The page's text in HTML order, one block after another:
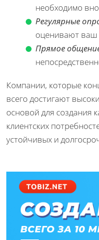
необходимо
Регулярные
оценивают ваш
Прямое
Компании, которые
всего достигают
основой для создания
клиентских
устойчивых и